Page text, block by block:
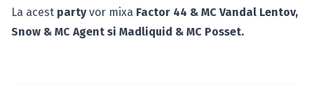
La acest partyvor mixa Factor 44 & MC Vandal Lentov,
Snow & MC Agent si Madliquid & MC Posset.